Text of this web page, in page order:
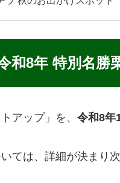
和8年 特別名
アップ」を、 令和8年
ては、詳細が決まり